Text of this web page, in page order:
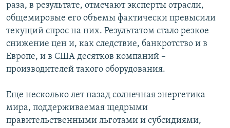
раза, в результате, отмечают эксперты отрасли,
общемировые его объемы фактически превысили
текущий спрос на них. Результатом стало резкое
снижение цен и, как следствие, банкротство и в
Европе, и в США десятков компаний –
производителей такого оборудования.
Еще несколько лет назад солнечная энергетика
мира, поддерживаемая щедрыми
правительственными льготами и субсидиями,